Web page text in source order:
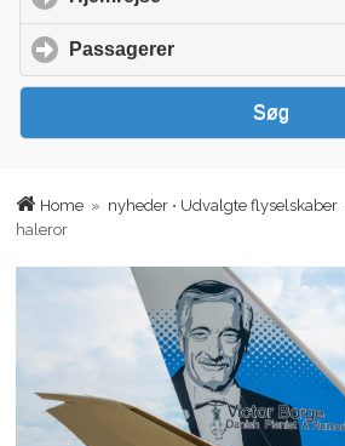
Home » nyheder • Udvalgte flyselskaber
haleror